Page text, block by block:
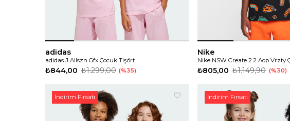
adidas
adidas J Allszn Gfx Çocuk Tişört
₺844,00 ₺1.299,00 %35
Nike
Nike NSW Create 2.2 Aop Vrzty
₺805,00 ₺1.149,90 %30
İndirim Fırsatı İndirim Fırsatı